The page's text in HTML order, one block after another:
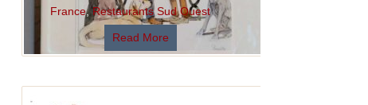
France,Restaurants Sud Ouest
Read More